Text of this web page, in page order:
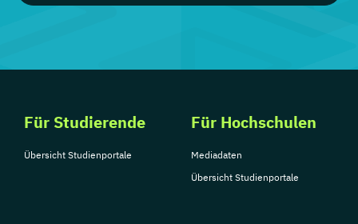
Für Studierende
Übersicht Studienportale
Für Hochschulen
Mediadaten
Übersicht Studienportale